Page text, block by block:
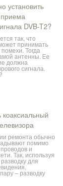
установить
DVB-T2?
так, что
принимать
Тогда
антенны. Ее
должна
сигнала.
коаксиальный
ремонта обычно
помимо
и
Так, используя
для
– разводку